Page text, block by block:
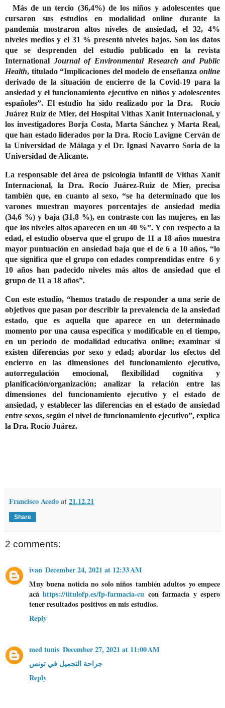
Más de un tercio (36,4%) de los niños y adolescentes que
cursaron sus estudios en modalidad online durante la
pandemia mostraron altos niveles de ansiedad, el 32, 4%
niveles medios y el 31 % presentó niveles bajos. Son los datos
que se desprenden del estudio publicado en la revista
International Journal of Environmental Research and Public
Health, titulado “Implicaciones del modelo de enseñanza online
derivado de la situación de encierro de la Covid-19 para la
ansiedad y el funcionamiento ejecutivo en niños y adolescentes
españoles”. El estudio ha sido realizado por la Dra. Rocío
Juárez Ruiz de Mier, del Hospital Vithas Xanit Internacional, y
los investigadores Borja Costa, Marta Sánchez y Marta Real,
que han estado liderados por la Dra. Rocío Lavigne Cerván de
la Universidad de Málaga y el Dr. Ignasi Navarro Soria de la
Universidad de Alicante.
La responsable del área de psicología infantil de Vithas Xanit
Internacional, la Dra. Rocío Juárez-Ruiz de Mier, precisa
también que, en cuanto al sexo, “se ha determinado que los
varones muestran mayores porcentajes de ansiedad media
(34,6 %) y baja (31,8 %), en contraste con las mujeres, en las
que los niveles altos aparecen en un 40 %”. Y con respecto a la
edad, el estudio observa que el grupo de 11 a 18 años muestra
mayor puntuación en ansiedad baja que el de 6 a 10 años, “lo
que significa que el grupo con edades comprendidas entre 6 y
10 años han padecido niveles más altos de ansiedad que el
grupo de 11 a 18 años”.
Con este estudio, “hemos tratado de responder a una serie de
objetivos que pasan por describir la prevalencia de la ansiedad
estado, que es aquella que aparece en un determinado
momento por una causa específica y modificable en el tiempo,
en un periodo de modalidad educativa online; examinar si
existen diferencias por sexo y edad; abordar los efectos del
encierro en las dimensiones del funcionamiento ejecutivo,
autorregulación emocional, flexibilidad cognitiva y
planificación/organización; analizar la relación entre las
dimensiones del funcionamiento ejecutivo y el estado de
ansiedad, y establecer las diferencias en el estado de ansiedad
entre sexos, según el nivel de funcionamiento ejecutivo”, explica
la Dra. Rocío Juárez.
Francisco Acedoat21.12.21
Share
2 comments:
ivan December 24, 2021 at 12:33 AM
Muy buena noticia no solo niños también adultos yo empece
acáhttps://titulofp.es/fp-farmacia-cu con farmacia y espero
tener resultados positivos en mis estudios.
Reply
med tunis December 27, 2021 at 11:00 AM
جراحة التجميل في تونس
Reply